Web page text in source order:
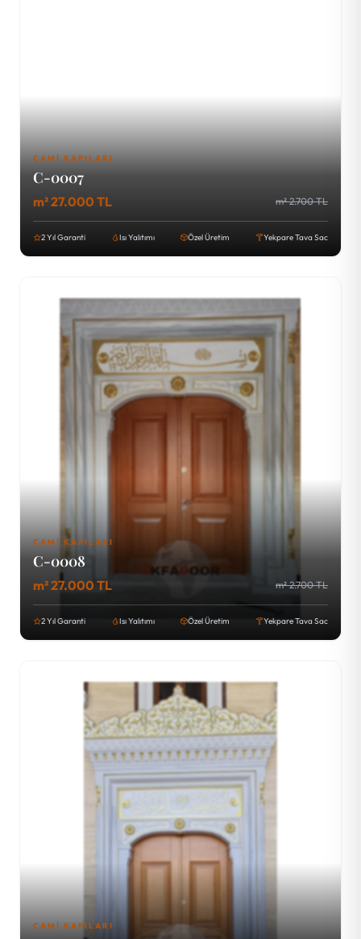
CAMI KAPILARI
C-0007
m² 27.000 TL m² 2.700 TL
2 Yıl Garanti Isı Yalıtımı Özel Üretim Yekpare Tava Sac
CAMI KAPILARI
C-0008
m² 27.000 TL m² 2.700 TL
2 Yıl Garanti Isı Yalıtımı Özel Üretim Yekpare Tava Sac
CAMI KAPILARI